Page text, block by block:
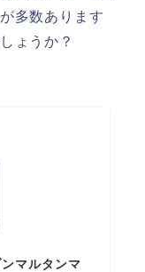
多数あります
ょうか？
マルタンマ